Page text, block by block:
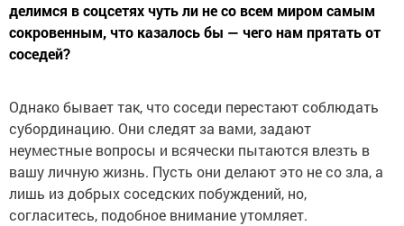
делимся в соцсетях чуть ли не со всем миром самым
сокровенным, что казалось бы — чего нам прятать от
соседей?
Однако бывает так, что соседи перестают соблюдать
субординацию. Они следят за вами, задают
неуместные вопросы и всячески пытаются влезть в
вашу личную жизнь. Пусть они делают это не со зла, а
лишь из добрых соседских побуждений, но,
согласитесь, подобное внимание утомляет.